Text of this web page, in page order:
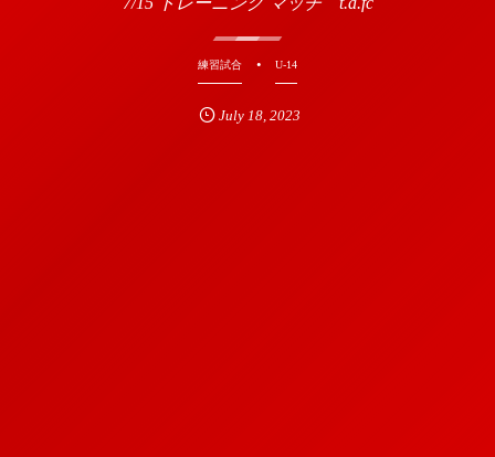
練習試合 U-14
July 18, 2023